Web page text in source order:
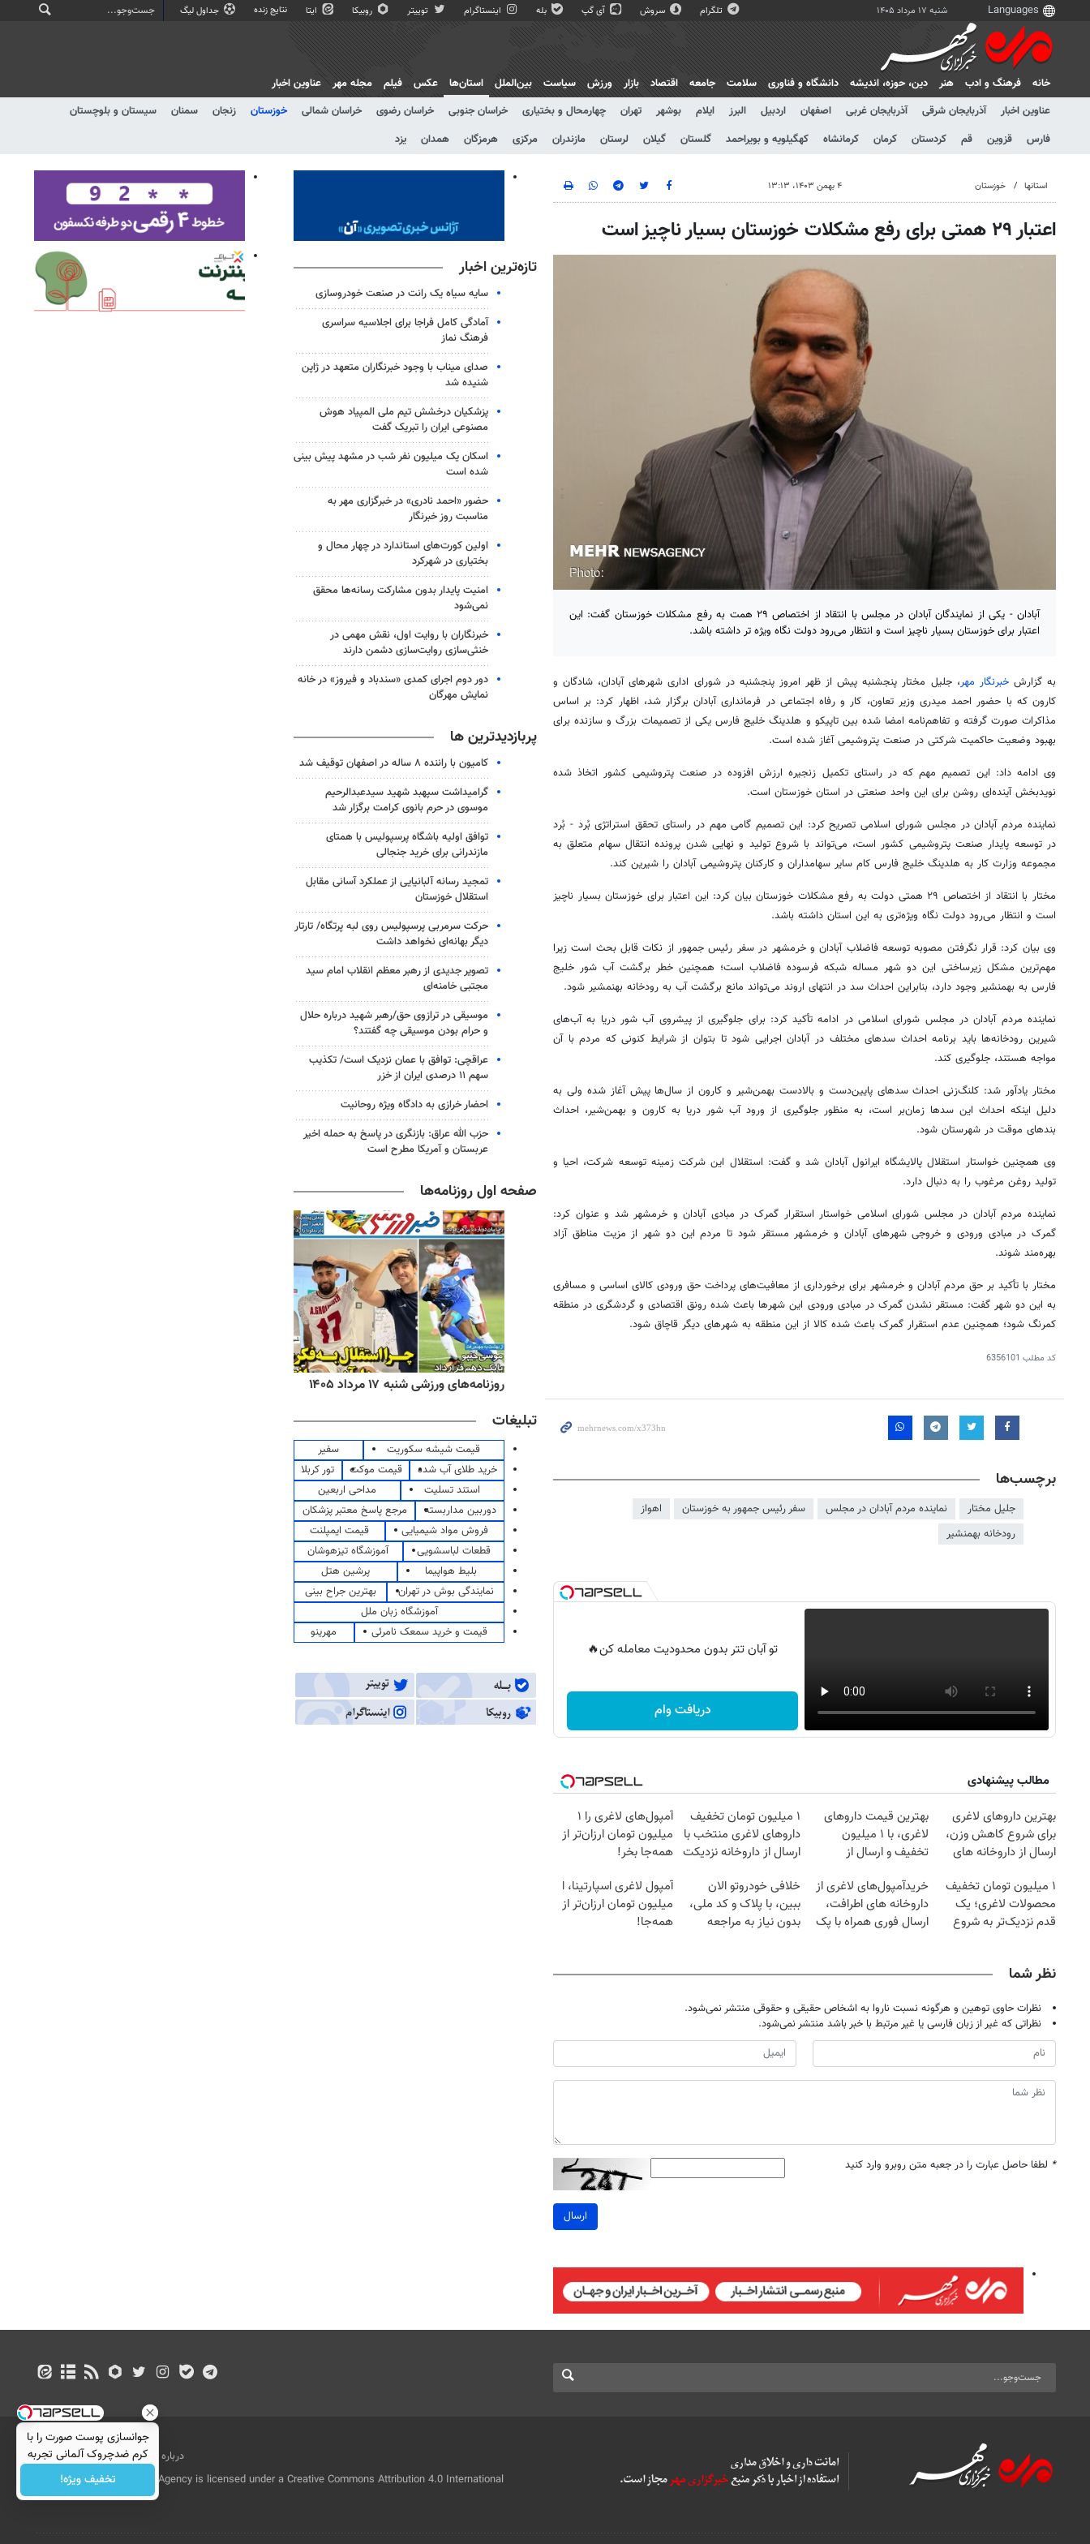
شنبه ۱۷ مرداد ۱۴۰۵ تلگرام سروش آی گپ بله اینستاگرام توییتر روبیکا ایتا نتایج زنده جداول لیگ
خانه فرهنگ و ادب هنر دين، حوزه، انديشه دانشگاه و فناوری سلامت جامعه اقتصاد بازار ورزش سیاست بین‌الملل
استان‌ها
عناوین اخبار
آذربایجان شرقی آذربایجان غربی اصفهان اردبیل البرز ایلام بوشهر تهران چهارمحال و بختیاری خراسان جنوبی خراسان رضوی خراسان شمالی خوزستان زنجان سمنان
سیستان و بلوچستان
فارس
قزوین قم کردستان کرمان کرمانشاه کهگیلویه و بویراحمد گلستان گیلان لرستان مازندران مرکزی هرمزگان همدان یزد
عکس فیلم مجله مهر عناوین اخبار
استانها خوزستان ۴ بهمن ۱۴۰۳، ۱۳:۱۳
اعتبار ۲۹ همتی برای رفع مشکلات خوزستان بسیار ناچیز است
آبادان - یکی از نمایندگان آبادان در مجلس با انتقاد از اختصاص ۲۹ همت به رفع مشکلات خوزستان گفت: این
اعتبار برای خوزستان بسیار ناچیز است و انتظار می‌رود دولت نگاه ویژه تر داشته باشد.
به گزارش خبرنگار مهر، جلیل مختار پنجشنبه پیش از ظهر امروز پنجشنبه در شورای اداری شهرهای آبادان، شادگان و
کارون که با حضور احمد میدریوزیر تعاون، کار و رفاه اجتماعی در فرمانداری آبادان برگزار شد، اظهار کرد: بر اساس
مذاکرات صورت گرفته و تفاهم‌نامه امضا شده بینتاپیکو و هلدینگخلیج فارس یکی از تصمیمات بزرگ و سازنده برای
بهبود وضعیت حاکمیت شرکتی در صنعت پتروشیمی آغاز شده است.
وی ادامه داد: این تصمیم مهم که در راستای تکمیل زنجیره ارزش افزوده در صنعت پتروشیمی کشور اتخاذ شده
نویدبخش آینده‌ای روشن برای این واحد صنعتی در استان خوزستان است.
نماینده مردم آبادان در مجلس شورای اسلامی تصریح کرد: این تصمیم گامی مهم در راستای تحقق استراتژی بُرد - بُرد
در توسعه پایدار صنعت پتروشیمی کشور است، می‌تواند با شروع تولید و نهایی شدن پرونده انتقال سهام متعلق به
مجموعه وزارت کار به هلدینگ خلیج فارس کام سایر سهامداران و کارکنان پتروشیمی آبادان را شیرین کند.
مختار با انتقاد از اختصاص ۲۹ همتی دولت به رفع مشکلات خوزستان بیان کرد: این اعتبار برای خوزستان بسیار ناچیز
است و انتظار می‌رود دولت نگاه ویژه‌تری به این استان داشته باشد.
وی بیان کرد: قرار نگرفتن مصوبه توسعه فاضلاب آبادان و خرمشهر در سفر رئیس جمهور از نکات قابل بحث است زیرا
مهم‌ترین مشکل زیرساختی این دو شهر مساله شبکه فرسوده فاضلاب است؛ همچنین خطر برگشت آب شور خلیج
فارس به بهمنشیر وجود دارد، بنابراین احداث سد در انتهای اروند می‌تواند مانع برگشت آب به رودخانه بهنمشیر شود.
نماینده مردم آبادان در مجلس شورای اسلامی در ادامه تأکید کرد: برای جلوگیری از پیشروی آب شور دریا به آب‌های
شیرین رودخانه‌ها باید برنامه احداث سدهای مختلف در آبادان اجرایی شود تا بتوان از شرایط کنونی که مردم با آن
مواجه هستند، جلوگیری کند.
مختار یادآور شد: کلنگ‌زنی احداث سدهای پایین‌دست و بالادست بهمن‌شیر و کارون از سال‌ها پیش آغاز شده ولی به
دلیل اینکه احداث این سدها زمان‌بر است، به منظور جلوگیری از ورود آب شور دریا به کارون و بهمن‌شیر، احداث
بندهای موقت در شهرستان شود.
وی همچنین خواستار استقلال پالایشگاه ایرانول آبادان شد و گفت: استقلال این شرکت زمینه توسعه شرکت، احیا و
تولید روغن مرغوب را به دنبال دارد.
نماینده مردم آبادان در مجلس شورای اسلامی خواستار استقرار گمرک در مبادی آبادان و خرمشهر شد و عنوان کرد:
گمرک در مبادی ورودی و خروجی شهرهای آبادان و خرمشهر مستقر شود تا مردم این دو شهر از مزیت مناطق آزاد
بهره‌مند شوند.
مختار با تأکید بر حق مردم آبادان و خرمشهر برای برخورداری از معافیت‌های پرداخت حق ورودی کالای اساسی و مسافری
به این دو شهر گفت: مستقر نشدن گمرک در مبادی ورودی این شهرها باعث شده رونق اقتصادی و گردشگری در منطقه
کمرنگ شود؛ همچنین عدم استقرار گمرک باعث شده کالا از این منطقه به شهرهای دیگر قاچاق شود.
کد مطلب 6356101
برچسب‌ها
جلیل مختار نماینده مردم آبادان در مجلس سفر رئیس جمهور به خوزستان
اهواز
رودخانه بهمنشیر
تو آبان تتر بدون محدودیت معامله کن🔥
دریافت وام
مطالب پیشنهادی
بهترین داروهای لاغری
برای شروع کاهش وزن،
ارسال از داروخانه های
بهترین قیمت داروهای
لاغری، با ۱ میلیون
تخفیف و ارسال از
۱ میلیون تومان تخفیف
داروهای لاغری منتخب با
ارسال از داروخانه نزدیکت
آمپول‌های لاغری را ۱
میلیون تومان ارزان‌تر از
همه‌جا بخر!
۱ میلیون تومان تخفیف
محصولات لاغری؛ یک
قدم نزدیک‌تر به شروع
خریدآمپول‌های لاغری از
داروخانه های اطرافت،
ارسال فوری همراه با پک
خلافی خودروتو الان
ببین، با پلاک و کد ملی،
بدون نیاز به مراجعه
آمپول لاغری اسپارتینا، ا
میلیون تومان ارزان‌تر از
همه‌جا!
نظر شما
نظرات حاوی توهین و هرگونه نسبت ناروا به اشخاص حقیقی و حقوقی منتشر نمی‌شود.
نظراتی که غیر از زبان فارسی یا غیر مرتبط با خبر باشد منتشر نمی‌شود.
* لطفا حاصل عبارت را در جعبه متن روبرو وارد کنید
ارسال
تازه‌ترین اخبار
سایه سیاه یک رانت در صنعت خودروسازی
آمادگی کامل فراجا برای اجلاسیه سراسری
فرهنگ نماز
صدای میناب با وجود خبرنگاران متعهد در ژاپن
شنیده شد
پزشکیان درخشش تیم ملی المپیاد هوش
مصنوعی ایران را تبریک گفت
اسکان یک میلیون نفر شب در مشهد پیش بینی
شده است
حضور «احمد نادری» در خبرگزاری مهر به
مناسبت روز خبرنگار
اولین کورت‌های استاندارد در چهار محال و
بختیاری در شهرکرد
امنیت پایدار بدون مشارکت رسانه‌ها محقق
نمی‌شود
خبرنگاران با روایت اول، نقش مهمی در
خنثی‌سازی روایت‌سازی دشمن دارند
دور دوم اجرای کمدی «سندباد و فیروز» در خانه
نمایش مهرگان
پربازدیدترین ها
کامیون با راننده ۸ ساله در اصفهان توقیف شد
گرامیداشت سپهبد شهید سیدعبدالرحیم
موسوی در حرم بانوی کرامت برگزار شد
توافق اولیه باشگاه پرسپولیس با همتای
مازندرانی برای خرید جنجالی
تمجید رسانه آلبانیایی از عملکرد آسانی مقابل
استقلال خوزستان
حرکت سرمربی پرسپولیس روی لبه پرتگاه/ تارتار
دیگر بهانه‌ای نخواهد داشت
تصویر جدیدی از رهبر معظم انقلاب امام سید
مجتبی خامنه‌ای
موسیقی در ترازوی حق/رهبر شهید درباره حلال
و حرام بودن موسیقی چه گفتند؟
عراقچی: توافق با عمان نزدیک است/ تکذیب
سهم ۱۱ درصدی ایران از خزر
احضار خرازی به دادگاه ویژه روحانیت
حزب الله عراق: بازنگری در پاسخ به حمله اخیر
عربستان و آمریکا مطرح است
صفحه اول روزنامه‌ها
روزنامه‌های ورزشی شنبه ۱۷ مرداد ۱۴۰۵
تبلیغات
قیمت شیشه سکوریت
سفیر
خرید طلای آب شده
قیمت موکت
تور کربلا
استند تسلیت
مداحی اربعین
دوربین مداربسته
مرجع پاسخ معتبر پزشکان
فروش مواد شیمیایی
قیمت ایمپلنت
قطعات لباسشویی
آموزشگاه تیزهوشان
بلیط هواپیما
پرشین هتل
نمایندگی بوش در تهران
بهترین جراح بینی
آموزشگاه زبان ملل
قیمت و خرید سمعک نامرئی
مهرینو
درباره ما تماس با ما
بازرگانی
All Content by Mehr News Agency is licensed under a Creative Commons Attribution 4.0 International
License.
جوانسازی پوست صورت را با
کرم ضدچروک آلمانی تجربه
کنید!
تخفیف ویژه!